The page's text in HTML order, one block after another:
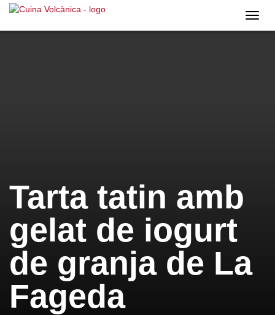
Cuina
Tarta tatin amb
gelat de iogurt
de granja de La
Fageda